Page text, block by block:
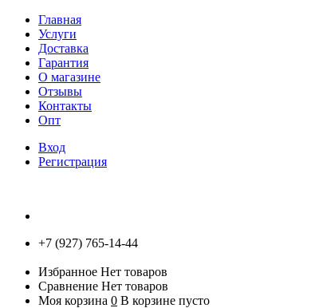
Главная
Услуги
Доставка
Гарантия
О магазине
Отзывы
Контакты
Опт
Вход
Регистрация
+7 (927) 765-14-44
Избранное Нет товаров
Сравнение Нет товаров
Моя корзина 0 В корзине пусто